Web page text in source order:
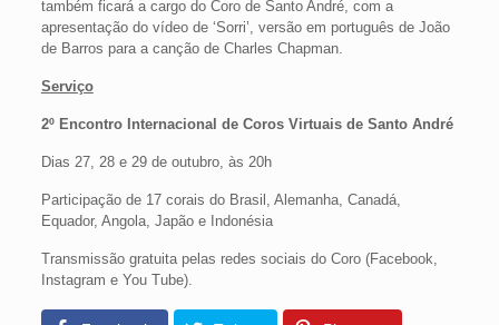
também ficará a cargo do Coro de Santo André, com a
apresentação do vídeo de ‘Sorri’, versão em português de João
de Barros para a canção de Charles Chapman.
Serviço
2º Encontro Internacional de Coros Virtuais de Santo André
Dias 27, 28 e 29 de outubro, às 20h
Participação de 17 corais do Brasil, Alemanha, Canadá,
Equador, Angola, Japão e Indonésia
Transmissão gratuita pelas redes sociais do Coro (Facebook,
Instagram e You Tube).